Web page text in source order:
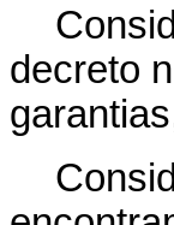
decreto